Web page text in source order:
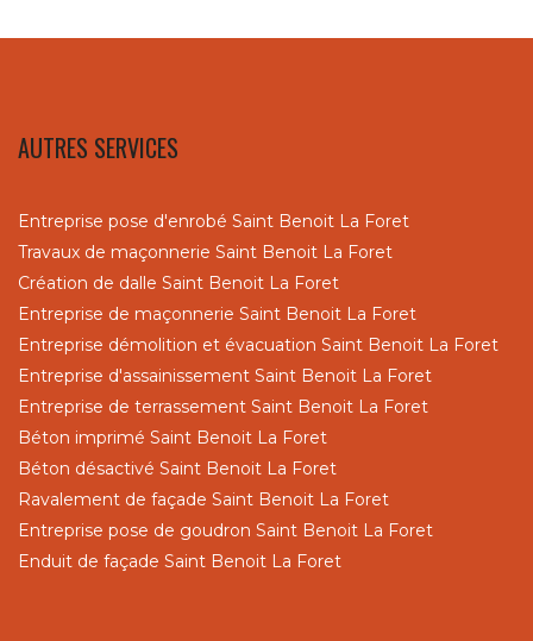
AUTRES SERVICES
Entreprise pose d'enrobé Saint Benoit La Foret
Travaux de maçonnerie Saint Benoit La Foret
Création de dalle Saint Benoit La Foret
Entreprise de maçonnerie Saint Benoit La Foret
Entreprise démolition et évacuation Saint Benoit La Foret
Entreprise d'assainissement Saint Benoit La Foret
Entreprise de terrassement Saint Benoit La Foret
Béton imprimé Saint Benoit La Foret
Béton désactivé Saint Benoit La Foret
Ravalement de façade Saint Benoit La Foret
Entreprise pose de goudron Saint Benoit La Foret
Enduit de façade Saint Benoit La Foret